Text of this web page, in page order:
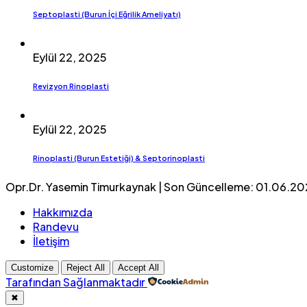
Septoplasti (Burun İçi Eğrilik Ameliyatı)
Eylül 22, 2025
Revizyon Rinoplasti
Eylül 22, 2025
Rinoplasti (Burun Estetiği) & Septorinoplasti
Opr.Dr. Yasemin Timurkaynak | Son Güncelleme:
Hakkımızda
Randevu
İletişim
Customize Reject All Accept All
Tarafından Sağlanmaktadır
✖